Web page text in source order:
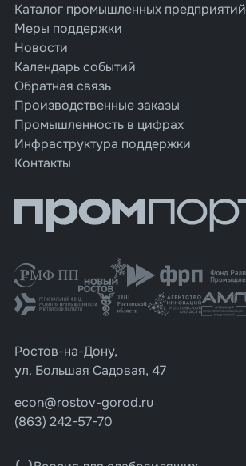
Каталог промышленных предприятий
Меры поддержки
Новости
Календарь событий
Обратная связь
Производственные заказы
Промышленность в цифрах
Инфраструктура поддержки
Контакты
Ростов-на-Дону,
ул. Большая Садовая, 47
econ@rostov-gorod.ru
(863) 242-57-70